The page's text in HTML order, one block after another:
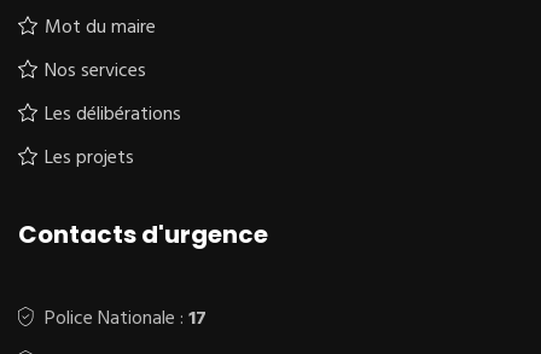
Mot du maire
Nos services
Les délibérations
Les projets
Contacts d'urgence
Police Nationale :17